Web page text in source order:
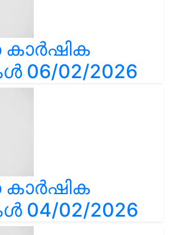
കാർഷിക
06/02/2026
കാർഷിക
04/02/2026